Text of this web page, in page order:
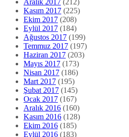
Mart 2017(195)
Şubat 2017(145)
Ocak 2017 (167)
Aralık 2016(160)
Kasım 2016(128)
Ekim 2016(185)
Eylül 2016(183)
Ağustos 2016 (220)
Temmuz 2016(241)
Haziran 2016 (168)
Mayıs 2016(165)
Nisan 2016(148)
Mart 2016(160)
Şubat 2016(147)
Ocak 2016 (183)